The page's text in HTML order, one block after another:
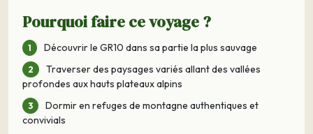
Pourquoi faire ce voyage ?
Découvrir le GR10 dans sa partie la plus sauvage
Traverser des paysages variés allant des vallées
profondes aux hauts plateaux alpins
Dormir en refuges de montagne authentiques et
convivials